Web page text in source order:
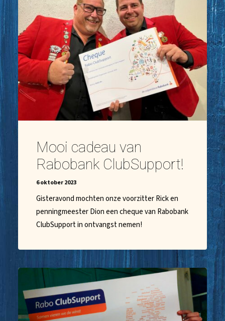
Mooi cadeau van
Rabobank ClubSupport!
6 oktober 2023
Gisteravond mochten onze voorzitter Rick en
penningmeester Dion een cheque van Rabobank
ClubSupport in ontvangst nemen!